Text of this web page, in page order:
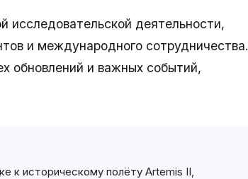
исследовательской деятельности,
и международного сотрудничества.
обновлений и важных событий,
к историческому полёту Artemis II,